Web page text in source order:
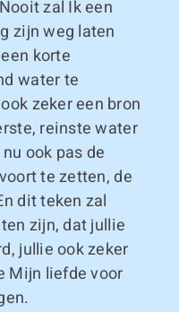
zal Ik een
zijn weg laten
korte
water te
zeker een bron
reinste water
ook pas de
te zetten, de
dit teken zal
zijn, dat jullie
jullie ook zeker
Mijn liefde voor